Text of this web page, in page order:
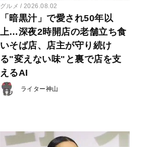
グルメ 2026.08.02
「暗黒汁」で愛され50年以
上…深夜2時開店の老舗立ち食
いそば店、店主が守り続け
る"変えない味"と裏で店を支
えるAI
ライター神山